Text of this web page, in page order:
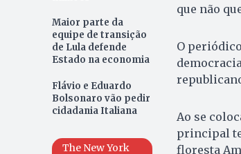
Maior parte da
equipe de transição
de Lula defende
Estado na economia
Flávio e Eduardo
Bolsonaro vão pedir
cidadania Italiana
The New York
que não
O
Ao se
principal
floresta